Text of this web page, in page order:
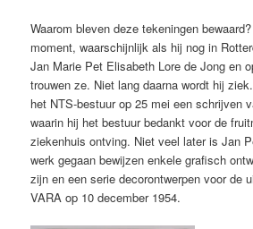
Waarom bleven deze tekeningen
moment, waarschijnlijk als hij nog in
Jan Marie Pet Elisabeth Lore de Jong en
trouwen ze. Niet lang daarna wordt hij
het NTS-bestuur op 25 mei een schrijven
waarin hij het bestuur bedankt voor de
ziekenhuis ontving. Niet veel later is Jan
werk gegaan bewijzen enkele grafisch
zijn en een serie decorontwerpen voor de
VARA op 10 december 1954.